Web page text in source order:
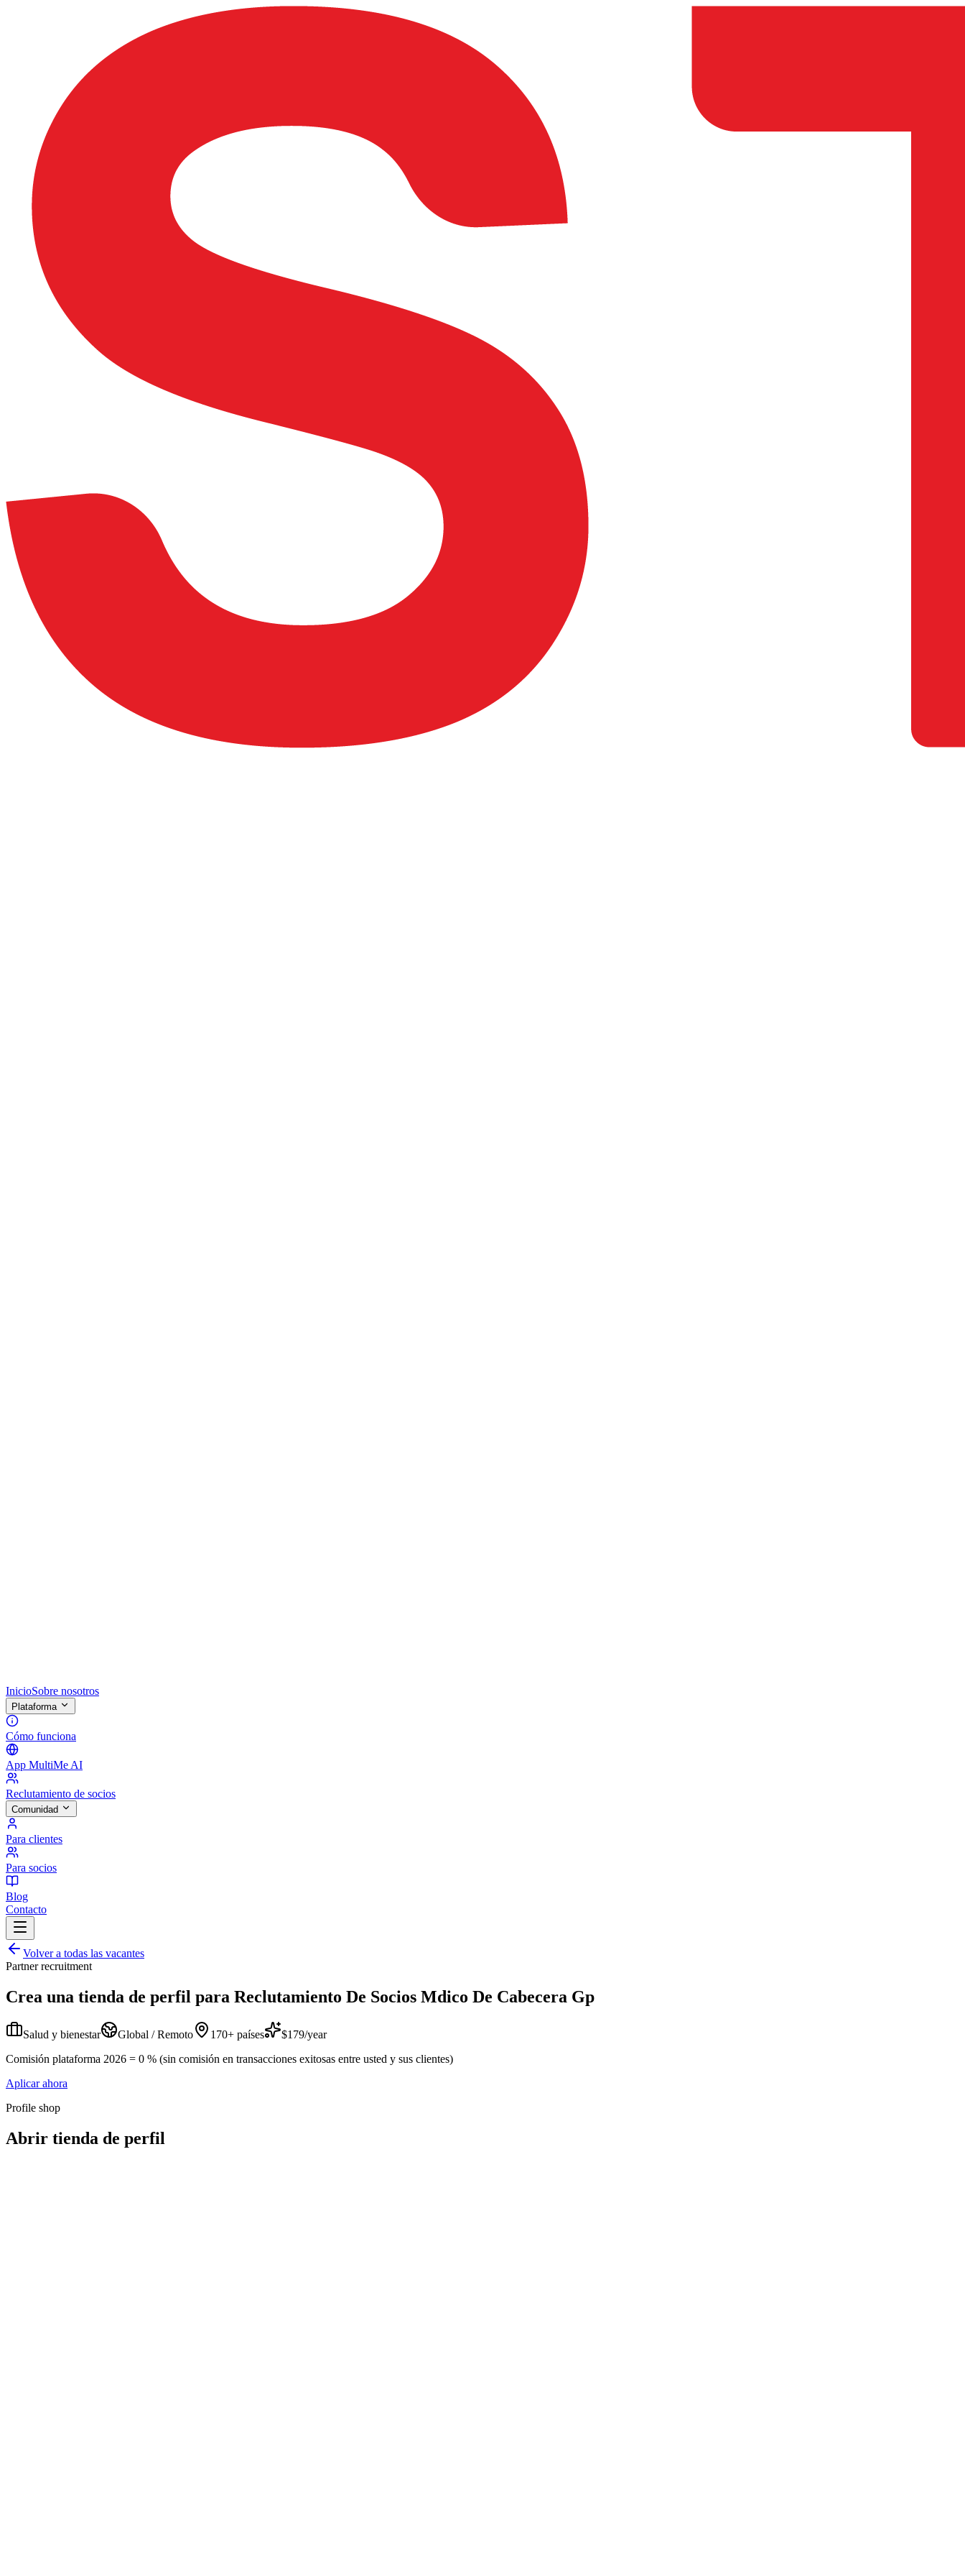
InicioSobre nosotros
Plataforma
Cómo funciona
App MultiMe AI
Reclutamiento de socios
Comunidad
Para clientes
Para socios
Blog
Contacto
Volver a todas las vacantes
Partner recruitment
Crea una tienda de perfil para Reclutamiento De Socios Mdico De Cabecera Gp
Salud y bienestar Global / Remoto 170+ países
$179/year
Comisión plataforma 2026 = 0 % (sin comisión en transacciones exitosas entre usted y sus clientes)
Aplicar ahora
Profile shop
Abrir tienda de perfil